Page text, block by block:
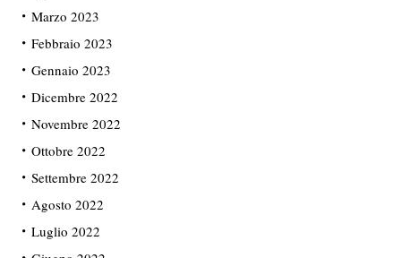
Marzo 2023
Febbraio 2023
Gennaio 2023
Dicembre 2022
Novembre 2022
Ottobre 2022
Settembre 2022
Agosto 2022
Luglio 2022